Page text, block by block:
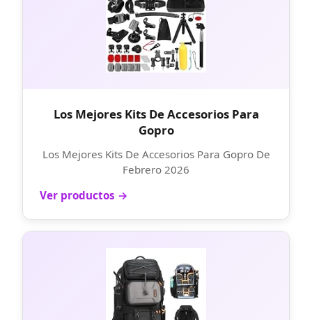
Los Mejores Kits De Accesorios Para
Gopro
Los Mejores Kits De Accesorios Para Gopro De
Febrero 2026
Ver productos →